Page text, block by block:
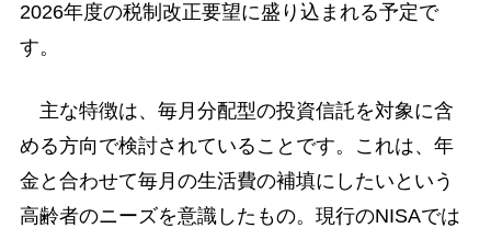
2026年度の税制改正要望に盛り込まれる予定で
す。
主な特徴は、毎月分配型の投資信託を対象に含
める方向で検討されていることです。これは、年
金と合わせて毎月の生活費の補填にしたいという
高齢者のニーズを意識したもの。現行のNISAでは